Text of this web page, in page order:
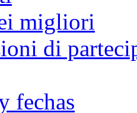
migliori
di
fechas